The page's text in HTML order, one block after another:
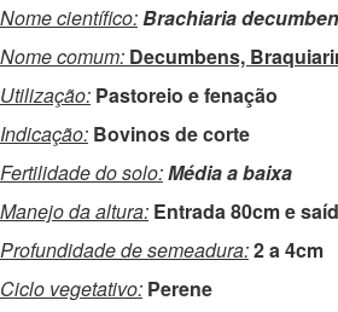
Nome científico:Brachiaria
Nome comum: Decumbens,
Utilização: Pastoreio e fenação
Indicação: Bovinos de corte
Fertilidade do solo:Média a baixa
Manejo da altura: Entrada 80cm e
Profundidade de semeadura:2 a 4cm
Ciclo vegetativo: Perene